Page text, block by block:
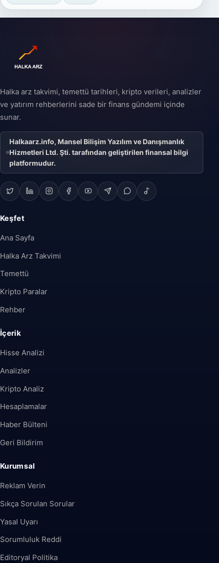
Halka arz takvimi, temettü tarihleri, kripto verileri, analizler
ve yatırım rehberlerini sade bir finans gündemi içinde
sunar.
Halkaarz.info, Mansel Bilişim Yazılım ve Danışmanlık
Hizmetleri Ltd. Şti. tarafından geliştirilen finansal bilgi
platformudur.
Keşfet
Ana Sayfa
Halka Arz Takvimi
Temettü
Kripto Paralar
Rehber
İçerik
Hisse Analizi
Analizler
Kripto Analiz
Hesaplamalar
Haber Bülteni
Geri Bildirim
Kurumsal
Reklam Verin
Sıkça Sorulan Sorular
Yasal Uyarı
Sorumluluk Reddi
Editoryal Politika